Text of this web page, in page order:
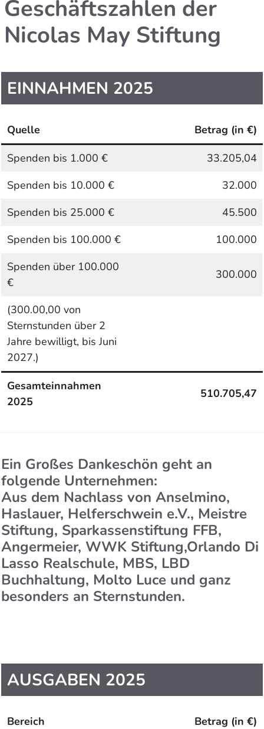
Geschäftszahlen der
Nicolas May Stiftung
EINNAHMEN 2025
Quelle
Betrag (in €)
Spenden bis 1.000 €
33.205,04
Spenden bis 10.000 €
32.000
Spenden bis 25.000 €
45.500
Spenden bis 100.000 €
100.000
Spenden über 100.000
€
300.000
(300.00,00 von
Sternstunden über 2
Jahre bewilligt, bis Juni
2027.)
Gesamteinnahmen
2025
510.705,47
Ein Großes Dankeschön geht an
folgende Unternehmen:
Aus dem Nachlass von Anselmino,
Haslauer, Helferschwein e.V., Meistre
Stiftung, Sparkassenstiftung FFB,
Angermeier, WWK Stiftung,Orlando Di
Lasso Realschule, MBS, LBD
Buchhaltung, Molto Luce und ganz
besonders an Sternstunden.
AUSGABEN 2025
Bereich
Betrag (in €)